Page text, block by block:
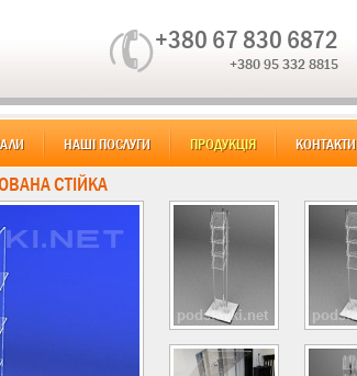
+380 67 830 6872
+380 95 332 8815
НАШІ ПОСЛУГИ ПРОДУКЦІЯ КОНТАКТИ
СТІЙКА